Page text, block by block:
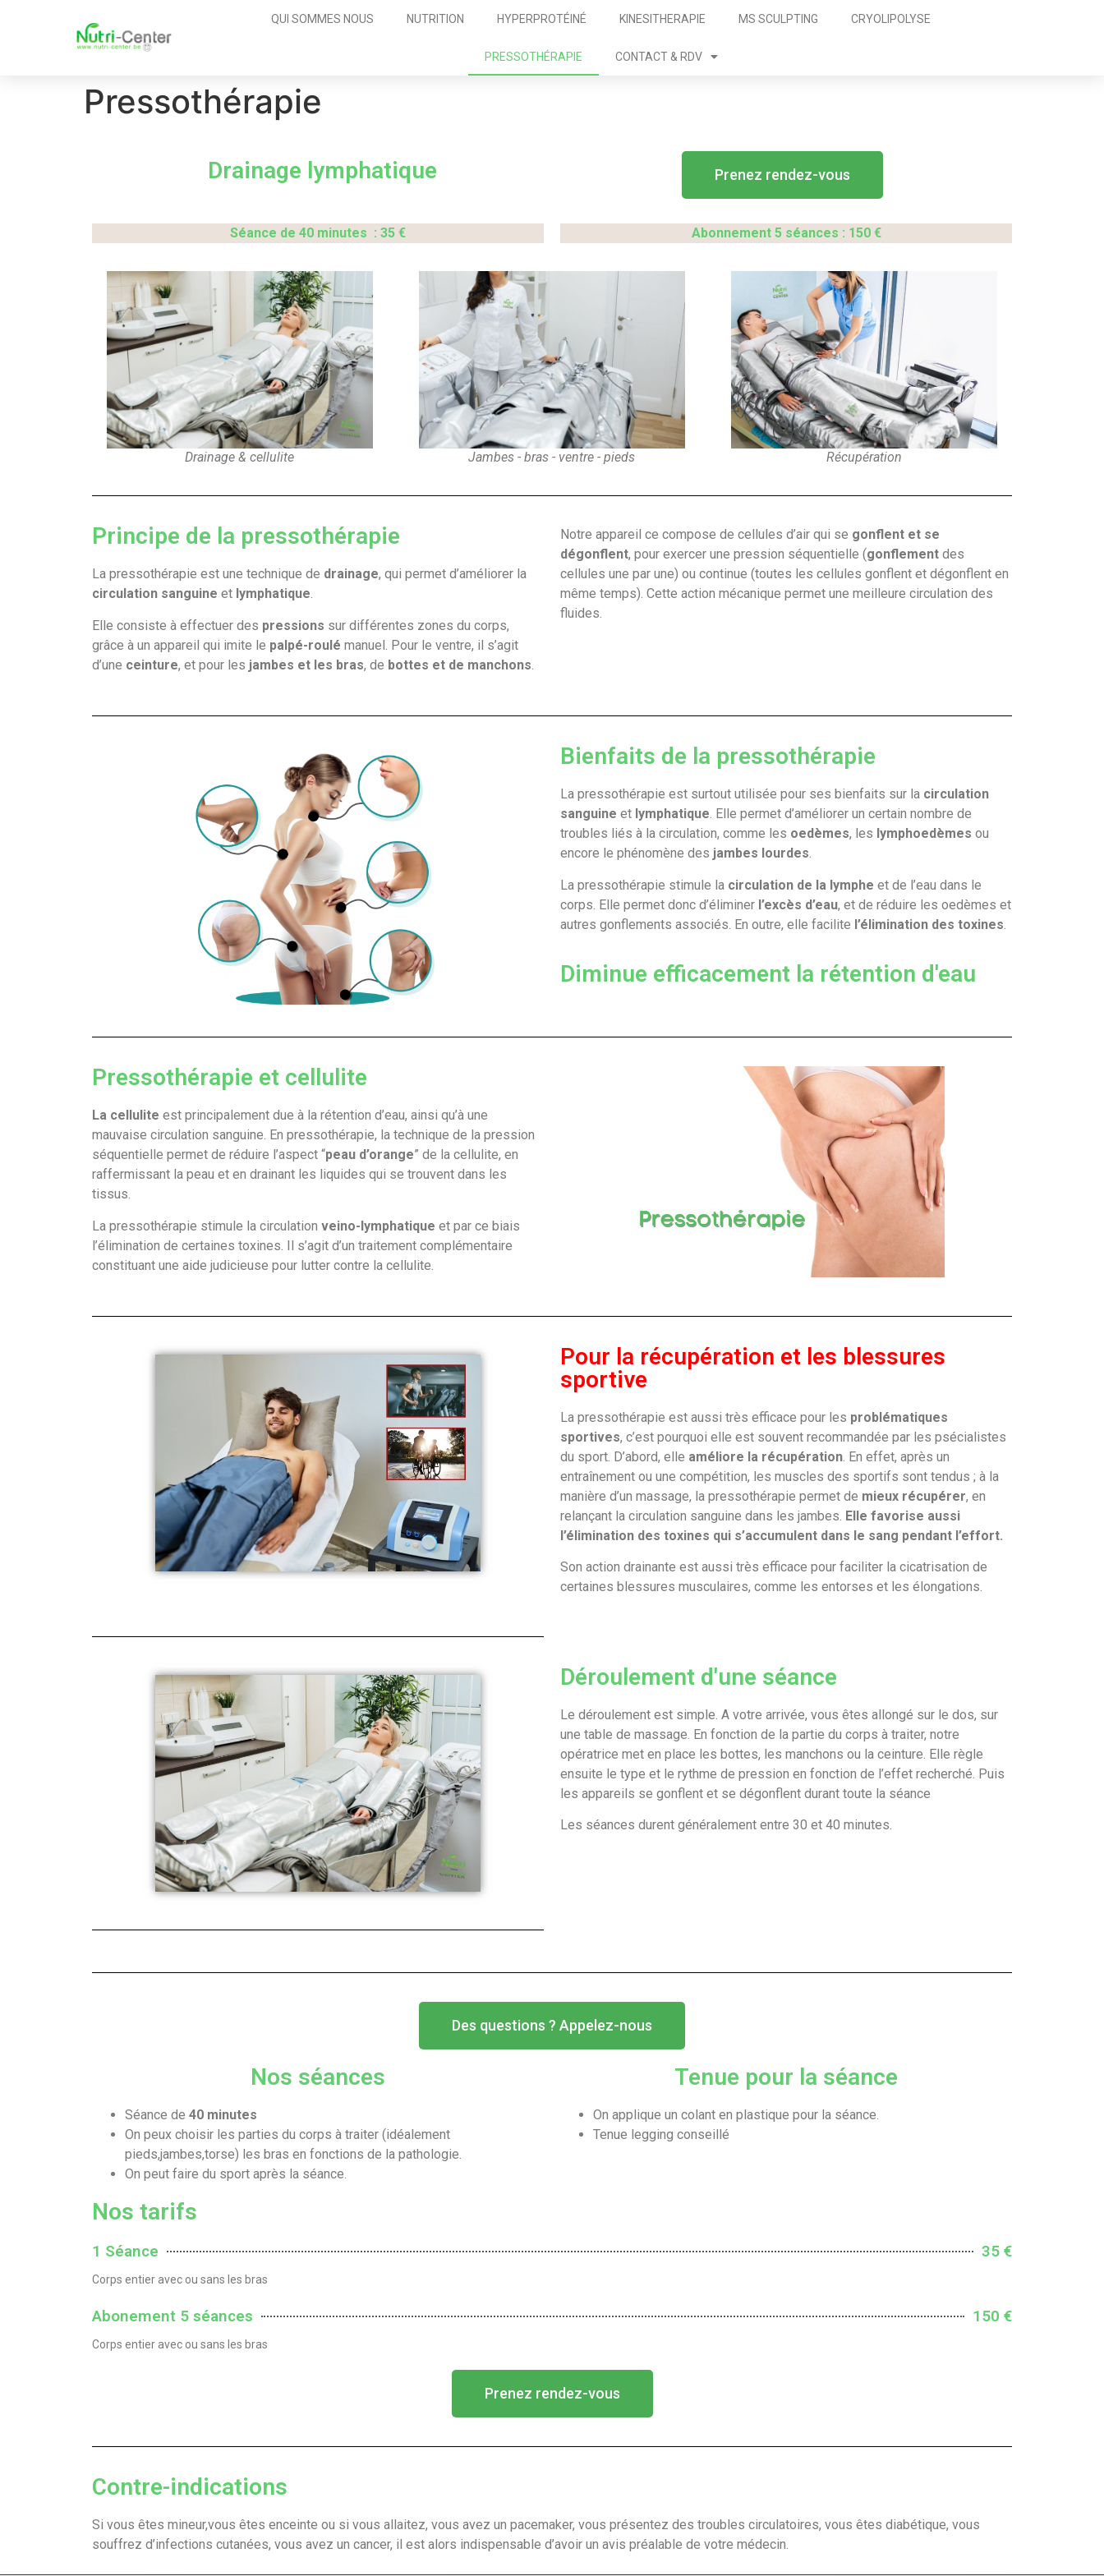
QUI SOMMES NOUS NUTRITION HYPERPROTÉINÉ KINESITHERAPIE MS SCULPTING CRYOLIPOLYSE
PRESSOTHÉRAPIE CONTACT & RDV
Pressothérapie
Drainage lymphatique Prenez rendez-vous
Séance de 40 minutes : 35 € Abonnement 5 séances : 150 €
Drainage & cellulite Jambes - bras - ventre - pieds Récupération
Principe de la pressothérapie
La pressothérapie est une technique de drainage, qui permet d’améliorer la
circulation sanguine et lymphatique.
Elle consiste à effectuer des pressions sur différentes zones du corps,
grâce à un appareil qui imite le palpé-roulé manuel. Pour le ventre, il s’agit
d’une ceinture, et pour les jambes et les bras, de bottes et de manchons
Notre appareil ce compose de cellules d’air qui se gonflent et se
dégonflent, pour exercer une pression séquentielle (gonflement des
cellules une par une) ou continue (toutes les cellules gonflent et dégonflent en
même temps). Cette action mécanique permet une meilleure circulation des
fluides.
Bienfaits de la pressothérapie
La pressothérapie est surtout utilisée pour ses bienfaits sur la circulation
sanguine et lymphatique. Elle permet d’améliorer un certain nombre de
troubles liés à la circulation, comme les oedèmes, les lymphoedèmes ou
encore le phénomène des jambes lourdes.
La pressothérapie stimule la circulation de la lymphe et de l’eau dans le
corps. Elle permet donc d’éliminer l’excès d’eau, et de réduire les oedèmes et
autres gonflements associés. En outre, elle facilite l’élimination des toxines
Diminue efficacement la rétention d'eau
Pressothérapie et cellulite
La cellulite est principalement due à la rétention d’eau, ainsi qu’à une
mauvaise circulation sanguine. En pressothérapie, la technique de la pression
séquentielle permet de réduire l’aspect “peau d’orange” de la cellulite, en
raffermissant la peau et en drainant les liquides qui se trouvent dans les
tissus.
La pressothérapie stimule la circulation veino-lymphatique et par ce biais
l’élimination de certaines toxines. Il s’agit d’un traitement complémentaire
constituant une aide judicieuse pour lutter contre la cellulite.
Pour la récupération et les blessures
sportive
La pressothérapie est aussi très efficace pour les problématiques
sportives, c’est pourquoi elle est souvent recommandée par les psécialistes
du sport. D’abord, elle améliore la récupération. En effet, après un
entraînement ou une compétition, les muscles des sportifs sont tendus ; à la
manière d’un massage, la pressothérapie permet de mieux récupérer, en
relançant la circulation sanguine dans les jambes. Elle favorise aussi
l’élimination des toxines qui s’accumulent dans le sang pendant l’effort.
Son action drainante est aussi très efficace pour faciliter la cicatrisation de
certaines blessures musculaires, comme les entorses et les élongations.
Déroulement d'une séance
Le déroulement est simple. A votre arrivée, vous êtes allongé sur le dos, sur
une table de massage. En fonction de la partie du corps à traiter, notre
opératrice met en place les bottes, les manchons ou la ceinture. Elle règle
ensuite le type et le rythme de pression en fonction de l’effet recherché. Puis
les appareils se gonflent et se dégonflent durant toute la séance
Les séances durent généralement entre 30 et 40 minutes.
Des questions ? Appelez-nous
Nos séances
Séance de 40 minutes
On peux choisir les parties du corps à traiter (idéalement
pieds,jambes,torse) les bras en fonctions de la pathologie.
On peut faire du sport après la séance.
Tenue pour la séance
On applique un colant en plastique pour la séance.
Tenue legging conseillé
Nos tarifs
1 Séance 35 €
Corps entier avec ou sans les bras
Abonement 5 séances 150 €
Corps entier avec ou sans les bras
Prenez rendez-vous
Contre-indications
Si vous êtes mineur,vous êtes enceinte ou si vous allaitez, vous avez un pacemaker, vous présentez des troubles circulatoires, vous êtes diabétique, vous
souffrez d’infections cutanées, vous avez un cancer, il est alors indispensable d’avoir un avis préalable de votre médecin.